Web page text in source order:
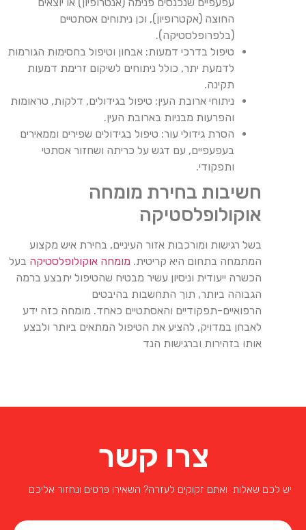
עפעפיים שנכנסים פנימה (אנטרופיון) או יוצאים
החוצה (אקטרופיון), וכן ניתוחים אסתטיים
(בלפרופלסטיקה).
טיפול בדרכי דמעות: אבחון וטיפול בחסימות הגורמות
לדמעת יתר, כולל ניתוחים לשיקום זרימת דמעות
תקינה.
ניתוחי ארובת העין: טיפול בגידולים, דלקות, טראומות
והפרעות מבניות בארובת העין.
הסרת גידולי עור: טיפול בגידולים שפירים וממאירים
בעפעפיים, עם דגש על כריתה ושחזור אסתטי
ותפקודי.
חשיבות בחירת מומחה
אוקולופלסטיקה
בשל רגישות ומורכבות אזור העיניים, בחירת איש מקצוע
המתמחה בתחום היא קריטית. מומחה אוקולופלסטיקה בעל
הכשרה ייעודית וניסיון עשיר מבטיח שהטיפול יתבצע ברמה
הגבוהה ביותר, תוך התחשבות בהיבטים
הרפואיים-תפקודיים והאסתטיים כאחד. מומחה כזה ידע
לאבחן במדויק, להציע את הטיפול המתאים ביותר ולבצע
אותו בזהירות וברגישות הנד
צרו קשר
יש לכם שאלות ואתם זקוקים לעזרה? השאירו פרטים ונחזור אליכם